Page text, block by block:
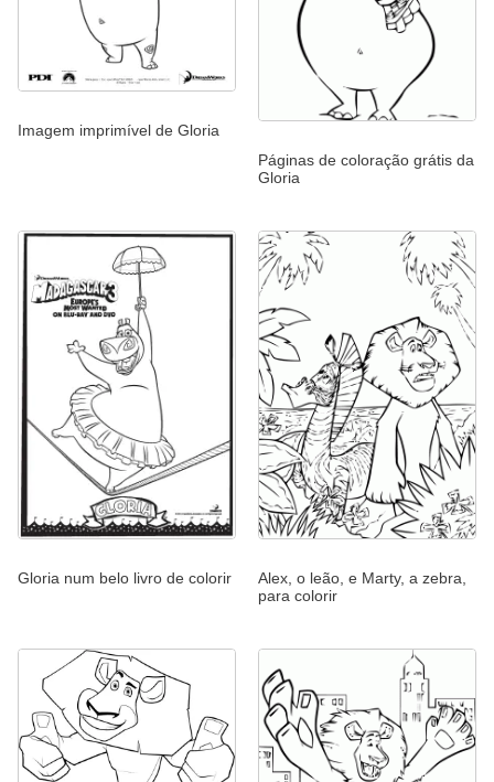
Imagem imprimível de Gloria
Páginas de coloração grátis da
Gloria
Gloria num belo livro de colorir
Alex, o leão, e Marty, a zebra,
para colorir